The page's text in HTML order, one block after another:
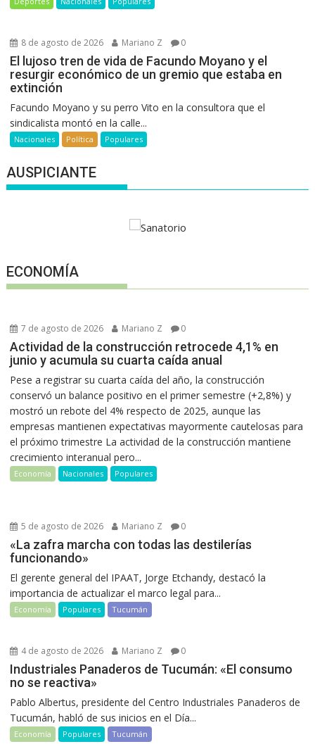
8 de agosto de 2026 Mariano Z 0
El lujoso tren de vida de Facundo Moyano y el
resurgir económico de un gremio que estaba en
extinción
Facundo Moyano y su perro Vito en la consultora que el
sindicalista montó en la calle...
Nacionales Política Populares
AUSPICIANTE
ECONOMÍA
7 de agosto de 2026 Mariano Z 0
Actividad de la construcción retrocede 4,1% en
junio y acumula su cuarta caída anual
Pese a registrar su cuarta caída del año, la construcción
conservó un balance positivo en el primer semestre (+2,8%) y
mostró un rebote del 4% respecto de 2025, aunque las
empresas mantienen expectativas mayormente cautelosas para
el próximo trimestre La actividad de la construcción mantiene
crecimiento interanual pero...
Economía Nacionales Populares
5 de agosto de 2026 Mariano Z 0
«La zafra marcha con todas las destilerías
funcionando»
El gerente general del IPAAT, Jorge Etchandy, destacó la
importancia de actualizar el marco legal para...
Economía Populares Tucumán
4 de agosto de 2026 Mariano Z 0
Industriales Panaderos de Tucumán: «El consumo
no se reactiva»
Pablo Albertus, presidente del Centro Industriales Panaderos de
Tucumán, habló de sus inicios en el Día...
Economía Populares Tucumán